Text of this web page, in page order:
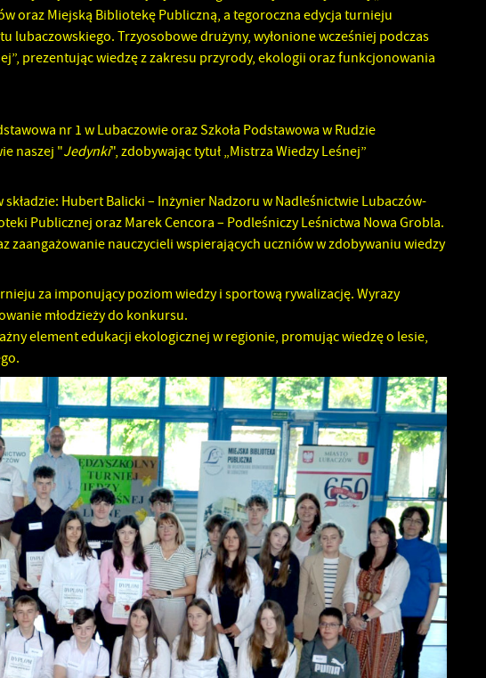
oraz Miejską Bibliotekę Publiczną, a tegoroczna edycja turnieju
lubaczowskiego. Trzyosobowe drużyny, wyłonione wcześniej podczas
prezentując wiedzę z zakresu przyrody, ekologii oraz funkcjonowania
nr 1 w Lubaczowie oraz Szkoła Podstawowa w Rudzie
naszej "Jedynki", zdobywając tytuł „Mistrza Wiedzy Leśnej”
Hubert Balicki – Inżynier Nadzoru w Nadleśnictwie Lubaczów-
Publicznej oraz Marek Cencora – Podleśniczy Leśnictwa Nowa Grobla.
nauczycieli wspierających uczniów w zdobywaniu wiedzy
za imponujący poziom wiedzy i sportową rywalizację. Wyrazy
młodzieży do konkursu.
element edukacji ekologicznej w regionie, promując wiedzę o lesie,